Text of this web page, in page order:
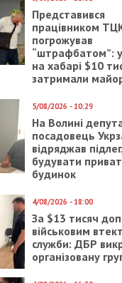
лише світло, а
на Київщині та
нові
більш ніж